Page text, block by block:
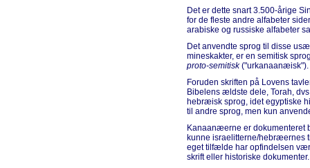
Det er dette snart 3.500-årige
for de fleste andre alfabeter
arabiske og russiske alfabeter
Det anvendte sprog til disse
mineskakter, er en semitisk
proto-semitisk("urkanaanæisk").
Foruden skriften på Lovens
Bibelens ældste dele, Torah,
hebræisk sprog, idet egyptiske
til andre sprog, men kun
Kanaanæerne er dokumenteret
kunne israelitterne/hebræernes
eget tilfælde har opfindelsen
skrift eller historiske dokumenter.